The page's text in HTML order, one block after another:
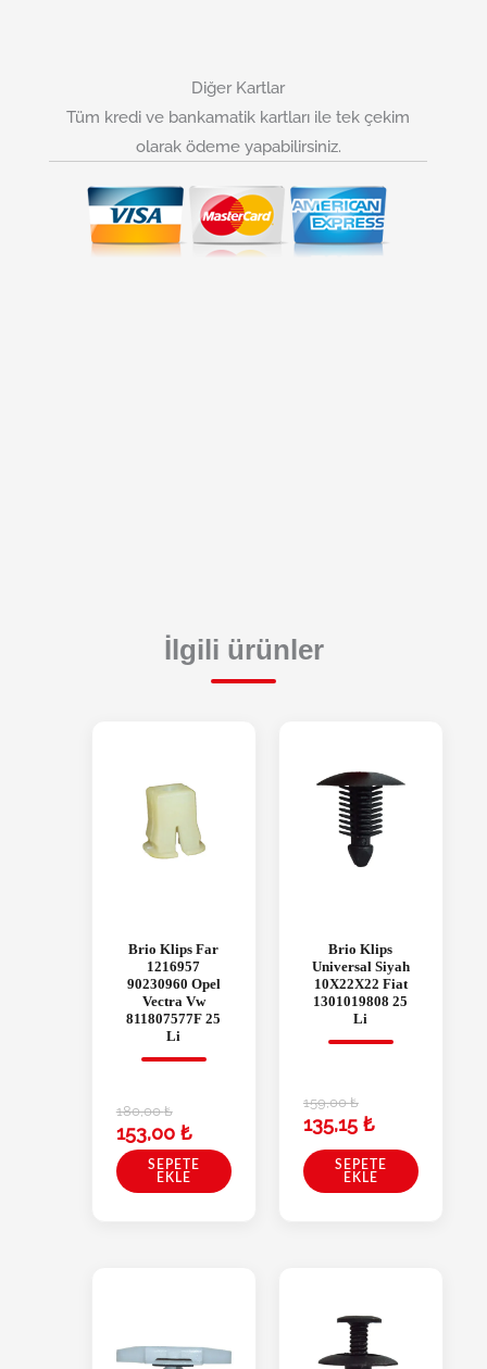
Diğer Kartlar
Tüm kredi ve bankamatik kartları ile tek çekim
olarak ödeme yapabilirsiniz.
İlgili ürünler
Brio Klips Far
1216957
90230960 Opel
Vectra Vw
811807577F 25
Li
180,00₺
153,00 ₺
SEPETE
EKLE
Brio Klips
Universal Siyah
10X22X22 Fiat
1301019808 25
Li
159,00₺
135,15 ₺
SEPETE
EKLE